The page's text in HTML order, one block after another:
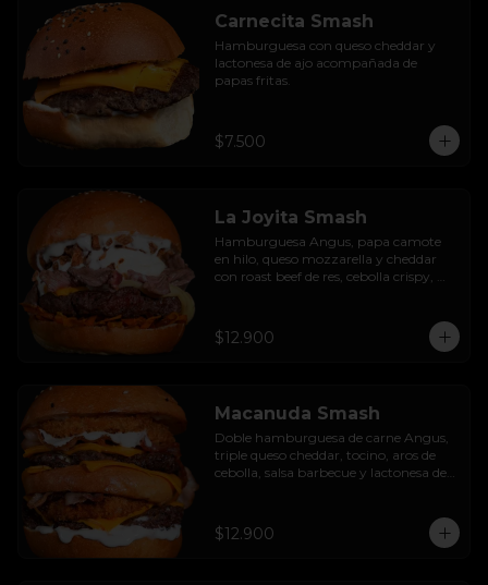
Carnecita Smash
Hamburguesa con queso cheddar y
lactonesa de ajo acompañada de
papas fritas.
$7.500
La Joyita Smash
Hamburguesa Angus, papa camote
en hilo, queso mozzarella y cheddar
con roast beef de res, cebolla crispy,
$12.900
Macanuda Smash
Doble hamburguesa de carne Angus,
triple queso cheddar, tocino, aros de
cebolla, salsa barbecue y lactonesa de
$12.900